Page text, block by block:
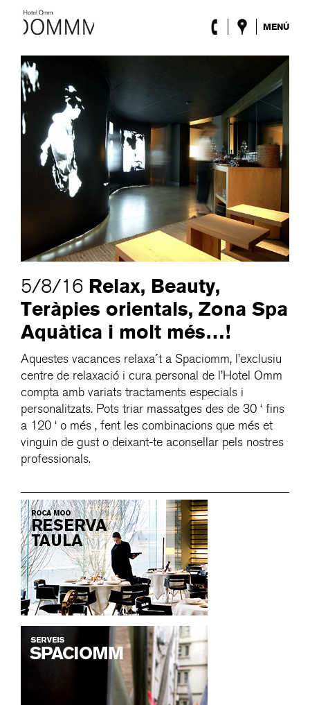
MENÚ
L’Hotel
Habitacions
Roca Barcelona
Spa
Terrassa
Lobby & Club
Esdeveniments
Promocions
CAT
5/8/16 Relax, Beauty,
Teràpies orientals, Zona Spa
Aquàtica i molt més…!
Aquestes vacances relaxa´t a Spaciomm, l’exclusiu
centre de relaxació i cura personal de l’Hotel Omm
compta amb variats tractaments especials i
personalitzats. Pots triar massatges des de 30 ‘ fins
a 120 ‘ o més , fent les combinacions que més et
vinguin de gust o deixant-te aconsellar pels nostres
professionals.